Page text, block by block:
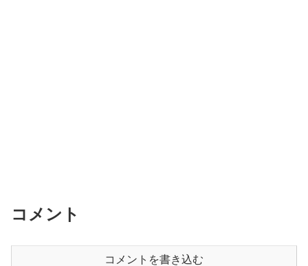
コメント
コメントを書き込む